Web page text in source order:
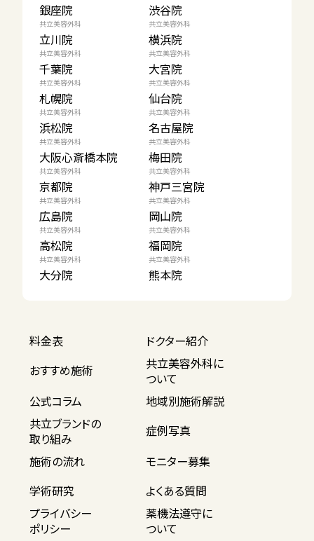
銀座院 渋谷院
共立美容外科
立川院
共立美容外科
横浜院
共立美容外科
千葉院
共立美容外科
大宮院
共立美容外科
札幌院
共立美容外科
仙台院
共立美容外科
浜松院
共立美容外科
名古屋院
共立美容外科
大阪心斎橋本院
共立美容外科
梅田院
共立美容外科
京都院
共立美容外科
神戸三宮院
共立美容外科
広島院
共立美容外科
岡山院
共立美容外科
高松院
共立美容外科
福岡院
共立美容外科
大分院
共立美容外科
熊本院
料金表
ドクター紹介
おすすめ施術
共立美容外科に
ついて
公式コラム
地域別施術解説
共立ブランドの
取り組み
症例写真
施術の流れ
モニター募集
学術研究
よくある質問
プライバシー
ポリシー
薬機法遵守に
ついて